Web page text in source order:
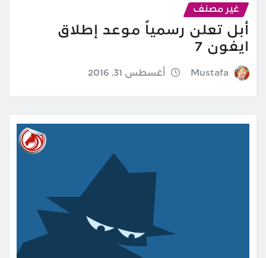
غير مصنف
أبل تعلن رسمياً موعد إطلاق
ايفون 7
Mustafa أغسطس 31, 2016